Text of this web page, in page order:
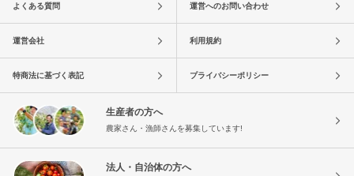
よくある質問 運営へのお問い合わせ
運営会社 利用規約
特商法に基づく表記 プライバシーポリシー
生産者の方へ
農家さん・漁師さんを募集しています!
法人・自治体の方へ